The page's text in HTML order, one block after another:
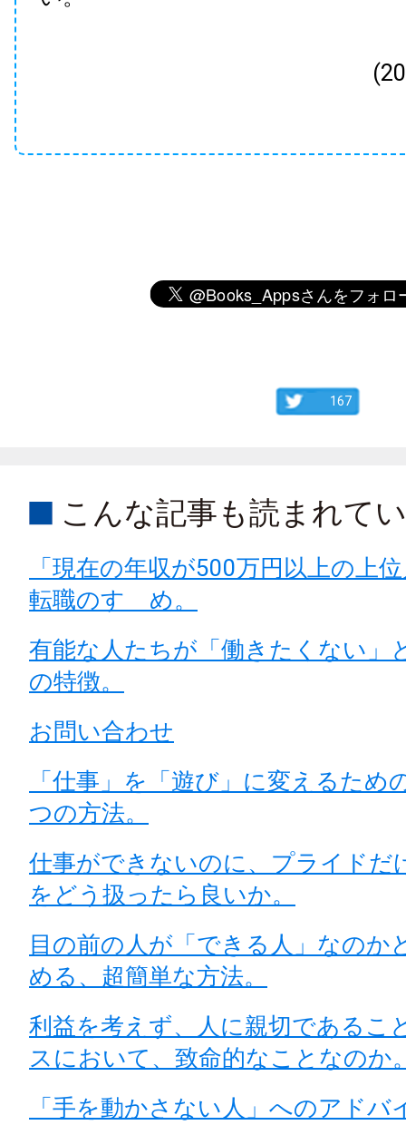
167
こんな記事も読まれて
「現在の年収が500万円以上の上
転職のすゝめ。
有能な人たちが「働きたくない」
の特徴。
お問い合わせ
「仕事」を「遊び」に変えるため
つの方法。
仕事ができないのに、プライドだ
をどう扱ったら良いか。
目の前の人が「できる人」なのか
める、超簡単な方法。
利益を考えず、人に親切であるこ
スにおいて、致命的なことなのか
「手を動かさない人」へのアドバ